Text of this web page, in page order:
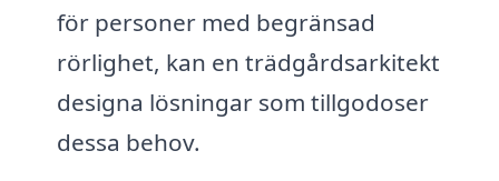
för personer med begränsad
rörlighet, kan en trädgårdsarkitekt
designa lösningar som tillgodoser
dessa behov.